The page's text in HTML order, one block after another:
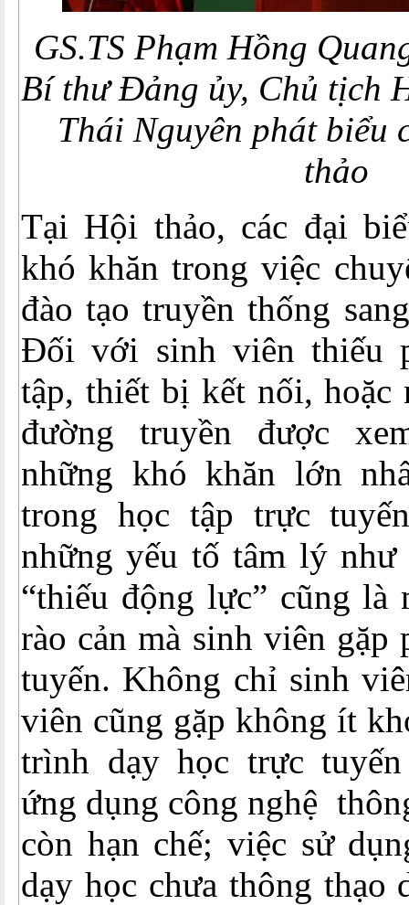
GS.TS Phạm Hồng
Bí thư Đảng ủy, Chủ tịch
Thái Nguyên phát biểu
thảo
Tại Hội thảo, các đại
khó khăn trong việc
đào tạo truyền thống
Đối với sinh viên thiếu
tập, thiết bị kết nối, hoặc
đường truyền được
những khó khăn lớn
trong học tập trực
những yếu tố tâm lý như
“thiếu động lực” cũng là
rào cản mà sinh viên
tuyến. Không chỉ sinh
viên cũng gặp không ít
trình dạy học trực
ứng dụng công nghệ
còn hạn chế; việc sử
dạy học chưa thông thạo